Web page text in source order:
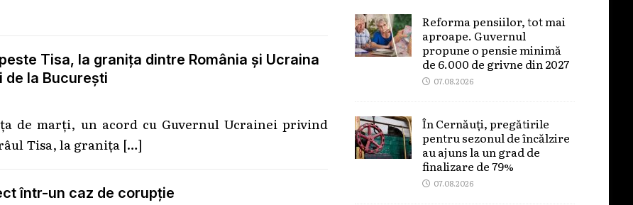
Tisa, la graniţa dintre România şi Ucraina
de la București
de marţi, un acord cu Guvernul Ucrainei privind
Tisa, la graniţa […]
într-un caz de corupţie
Reforma pensiilor, tot mai
aproape. Guvernul
propune o pensie minimă
de 6.000 de grivne din 2027
07.08.2026
În Cernăuți, pregătirile
pentru sezonul de încălzire
au ajuns la un grad de
finalizare de 79%
07.08.2026